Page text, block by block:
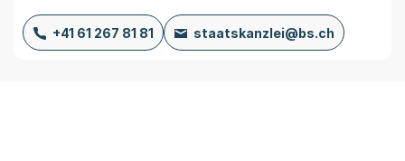
+41 61 267 81 81 staatskanzlei@bs.ch